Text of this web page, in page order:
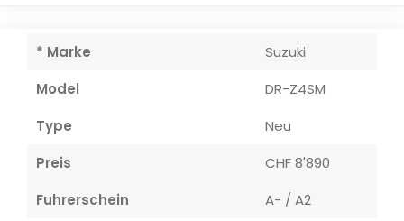
* Marke
Suzuki
Model
DR-Z4SM
Type
Neu
Preis
CHF 8'890
Fuhrerschein
A- / A2